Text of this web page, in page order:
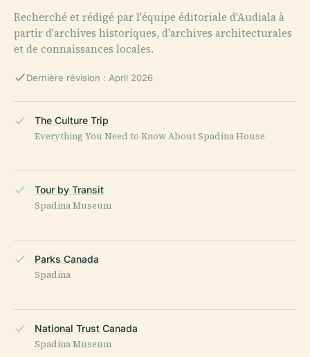
Recherché et rédigé par l'équipe éditoriale d'Audiala à
partir d'archives historiques, d'archives architecturales
et de connaissances locales.
Dernière révision : April 2026
The Culture Trip
Everything You Need to Know About Spadina House
Tour by Transit
Spadina Museum
Parks Canada
Spadina
National Trust Canada
Spadina Museum